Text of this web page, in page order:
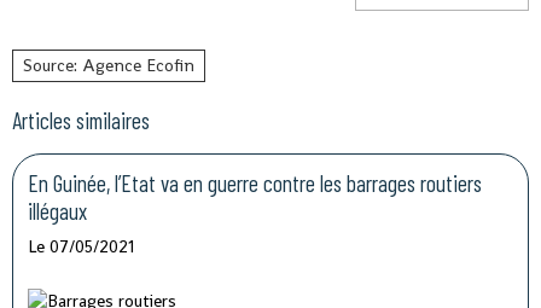
Source: Agence Ecofin
Articles similaires
En Guinée, l’Etat va en guerre contre les barrages routiers
illégaux
Le 07/05/2021